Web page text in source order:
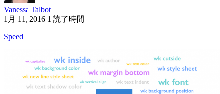
Vanessa Talbot
1月 11, 2016 1 読了時間
Speed